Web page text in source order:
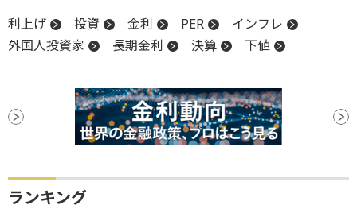
利上げ 投資 金利 PER
インフレ
外国人投資家
長期金利 決算 下値
ランキング